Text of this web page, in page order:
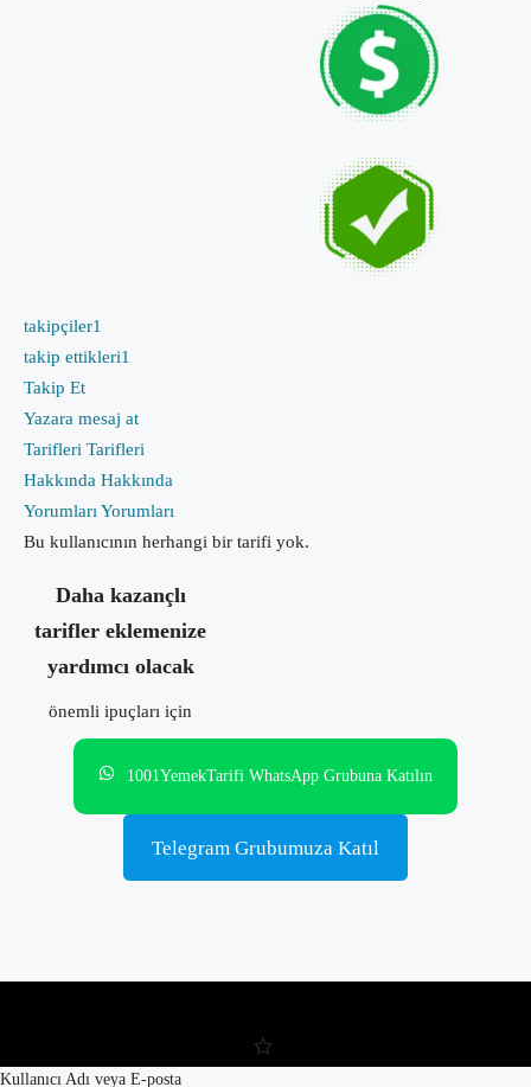
takipçiler1
takip ettikleri1
Takip Et
Yazara mesaj at
Tarifleri Tarifleri
Hakkında Hakkında
Yorumları Yorumları
Bu kullanıcının herhangi bir tarifi yok.
Daha kazançlı
tarifler eklemenize
yardımcı olacak
önemli ipuçları için
1001YemekTarifi WhatsApp Grubuna Katılın
Telegram Grubumuza Katıl
Kullanıcı Adı veya E-posta